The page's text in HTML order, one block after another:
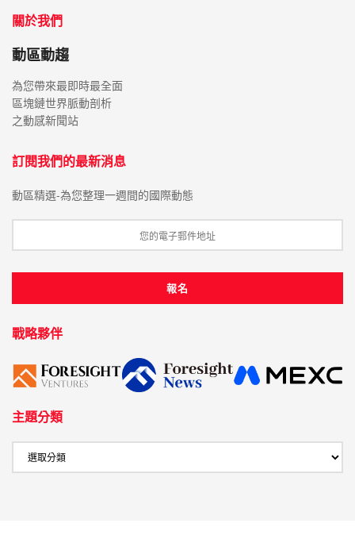
關於我們
動區動趨
為您帶來最即時最全面
區塊鏈世界脈動剖析
之動感新聞站
訂閱我們的最新消息
動區精選-為您整理一週間的國際動態
戰略夥伴
主題分類